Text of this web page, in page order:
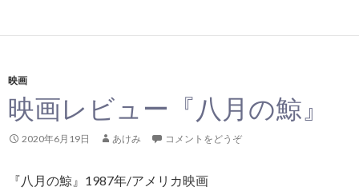
映画
映画レビュー『八月の鯨』
2020年6月19日 あけみ コメントをどうぞ
『八月の鯨』1987年/アメリカ映画